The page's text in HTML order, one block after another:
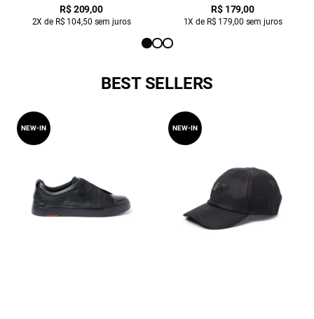
R$ 209,00
2X de R$ 104,50 sem juros
R$ 179,00
1X de R$ 179,00 sem juros
BEST SELLERS
NEW-IN NEW-IN